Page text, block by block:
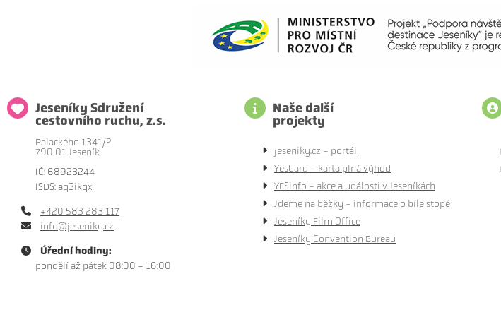
Jeseníky Sdružení
cestovního ruchu, z.s.
Palackého 1341/2
790 01 Jeseník
IČ: 68923244
ISDS: aq3ikqx
+420 583 283 117
info@jeseniky.cz
Úřední hodiny:
pondělí až pátek 08:00 - 16:00
Naše další
projekty
jeseniky.cz - portál
YesCard - karta plná výhod
YESinfo - akce a události v Jeseníkách
Jdeme na běžky - informace o bíle stopě
Jeseníky Film Office
Jeseníky Convention Bureau